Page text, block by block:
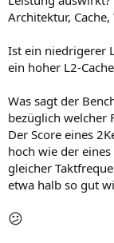
Architektur,
Ist ein niedrigerer
ein hoher L2-
Was sagt der
bezüglich welcher
Der Score eines
hoch wie der
gleicher
etwa halb so gut
😕